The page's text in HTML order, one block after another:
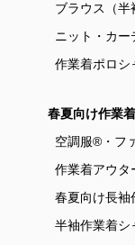
ブラウス（半
ニット・カー
作業着ポロシ
春夏向け作業着
空調服®・フ
作業着アウタ
春夏向け長袖
半袖作業着シ